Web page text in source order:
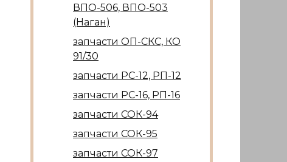
ВПО-506, ВПО-503
(Наган)
запчасти ОП-СКС, КО
91/30
запчасти РС-12, РП-12
запчасти РС-16, РП-16
запчасти СОК-94
запчасти СОК-95
запчасти СОК-97